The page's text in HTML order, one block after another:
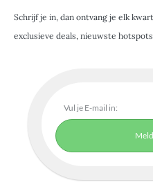
Schrijf je in, dan ontvang je elk
exclusieve deals, nieuwste